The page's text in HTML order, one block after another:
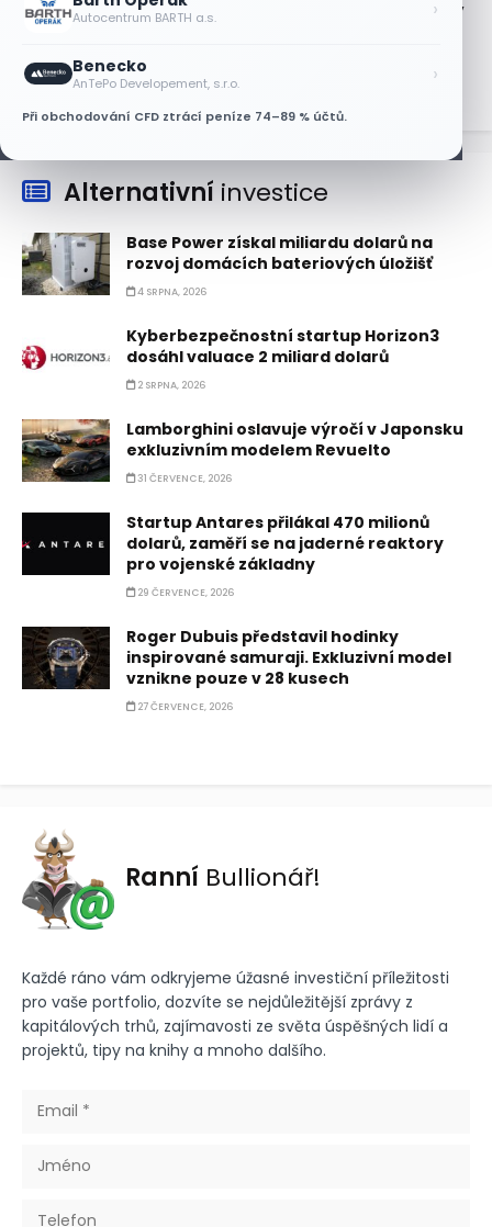
Autocentrum BARTH a.s. ›
Benecko
AnTePo Developement, s.r.o. ›
Při obchodování CFD ztrácí peníze 74–89 % účtů.
z rekordu však ustoupilo
Alternativní investice
Base Power získal miliardu dolarů na
rozvoj domácích bateriových úložišť
4 SRPNA, 2026
Kyberbezpečnostní startup Horizon3
dosáhl valuace 2 miliard dolarů
2 SRPNA, 2026
Lamborghini oslavuje výročí v Japonsku
exkluzivním modelem Revuelto
31 ČERVENCE, 2026
Startup Antares přilákal 470 milionů
dolarů, zaměří se na jaderné reaktory
pro vojenské základny
29 ČERVENCE, 2026
Roger Dubuis představil hodinky
inspirované samuraji. Exkluzivní model
vznikne pouze v 28 kusech
27 ČERVENCE, 2026
Ranní Bullionář!
Každé ráno vám odkryjeme úžasné investiční příležitosti
pro vaše portfolio, dozvíte se nejdůležitější zprávy z
kapitálových trhů, zajímavosti ze světa úspěšných lidí a
projektů, tipy na knihy a mnoho dalšího.